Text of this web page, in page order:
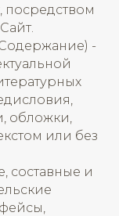
посредством
Содержание) -
обложки,
или без
составные и